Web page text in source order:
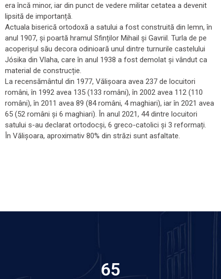
era încă minor, iar din punct de vedere militar cetatea a devenit
lipsită de importanță.
Actuala biserică ortodoxă a satului a fost construită din lemn, în
anul 1907, și poartă hramul Sfinților Mihail și Gavriil. Turla de pe
acoperișul său decora odinioară unul dintre turnurile castelului
Jósika din Vlaha, care în anul 1938 a fost demolat și vândut ca
material de construcție.
La recensământul din 1977, Vălișoara avea 237 de locuitori
români, în 1992 avea 135 (133 români), în 2002 avea 112 (110
români), în 2011 avea 89 (84 români, 4 maghiari), iar în 2021 avea
65 (52 români și 6 maghiari). În anul 2021, 44 dintre locuitori
satului s-au declarat ortodocși, 6 greco-catolici și 3 reformați.
În Vălișoara, aproximativ 80% din străzi sunt asfaltate.
65